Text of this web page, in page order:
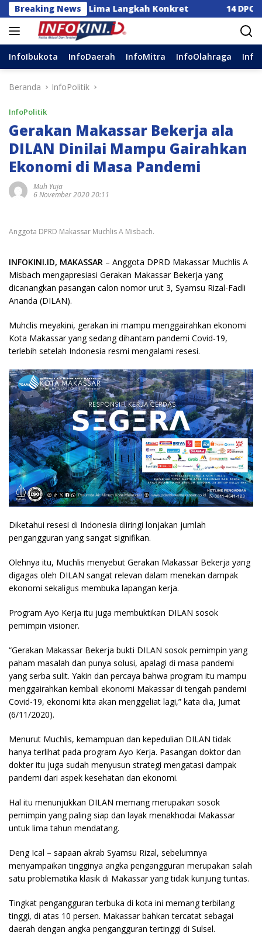
Langsung
ke
konten
Breaking News
Lima Langkah Konkret 14 DPC Terima SK
InfoIbukota InfoDaerah InfoMitra InfoOlahraga
Beranda InfoPolitik
InfoPolitik
Gerakan Makassar Bekerja ala
DILAN Dinilai Mampu Gairahkan
Ekonomi di Masa Pandemi
Muh Yuja
6 November 2020 20:11
Anggota DPRD Makassar Muchlis A Misbach.
INFOKINI.ID, MAKASSAR – Anggota DPRD Makassar Muchlis A
Misbach mengapresiasi Gerakan Makassar Bekerja yang
dicanangkan pasangan calon nomor urut 3, Syamsu Rizal-Fadli
Ananda (DILAN).
Muhclis meyakini, gerakan ini mampu menggairahkan ekonomi
Kota Makassar yang sedang dihantam pandemi Covid-19,
terlebih setelah Indonesia resmi mengalami resesi.
Diketahui resesi di Indonesia diiringi lonjakan jumlah
pengangguran yang sangat signifikan.
Olehnya itu, Muchlis menyebut Gerakan Makassar Bekerja yang
digagas oleh DILAN sangat relevan dalam menekan dampak
ekonomi sekaligus membuka lapangan kerja.
Program Ayo Kerja itu juga membuktikan DILAN sosok
pemimpin visioner.
“Gerakan Makassar Bekerja bukti DILAN sosok pemimpin yang
paham masalah dan punya solusi, apalagi di masa pandemi
yang serba sulit. Yakin dan percaya bahwa program itu mampu
menggairahkan kembali ekonomi Makassar di tengah pandemi
Covid-19, ekonomi kita akan menggeliat lagi,” kata dia, Jumat
(6/11/2020).
Menurut Muchlis, kemampuan dan kepedulian DILAN tidak
hanya terlihat pada program Ayo Kerja. Pasangan doktor dan
dokter itu juga sudah menyusun strategi mengatasi dampak
pandemi dari aspek kesehatan dan ekonomi.
Hal itu menunjukkan DILAN memang merupakan sosok
pemimpin yang paling siap dan layak menakhodai Makassar
untuk lima tahun mendatang.
Deng Ical – sapaan akrab Syamsu Rizal, sebelumnya
menyampaikan tingginya angka pengangguran merupakan salah
satu problematika klasik di Makassar yang tidak kunjung tuntas.
Tingkat pengangguran terbuka di kota ini memang terbilang
tinggi, di atas 10 persen. Makassar bahkan tercatat sebagai
daerah dengan angka pengangguran tertinggi di Sulsel.